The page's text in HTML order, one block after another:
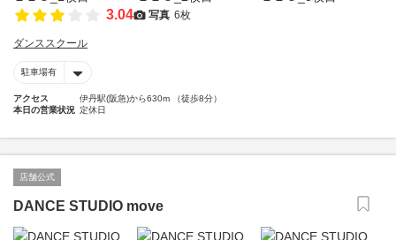
3.04 写真 6枚
ダンススクール
駐車場有
アクセス
伊丹駅(阪急)から630m （徒歩8分）
本日の営業状況 定休日
店舗公式
DANCE STUDIO move